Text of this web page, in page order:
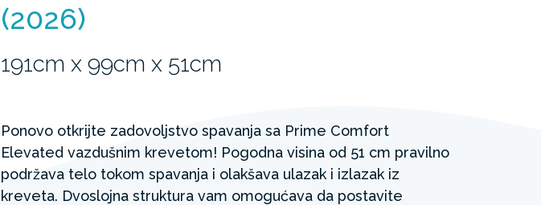
(2026)
191cm x 99cm x 51cm
Ponovo otkrijte zadovoljstvo spavanja sa Prime Comfort
Elevated vazdušnim krevetom! Pogodna visina od 51 cm pravilno
podržava telo tokom spavanja i olakšava ulazak i izlazak iz
kreveta. Dvoslojna struktura vam omogućava da postavite